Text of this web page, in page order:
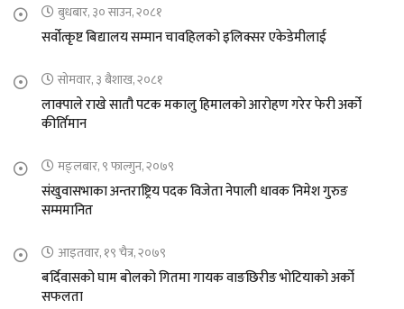
बुधबार, ३० साउन, २०८१
सर्वोत्कृष्ट बिद्यालय सम्मान चावहिलको इलिक्सर एकेडेमीलाई
सोमवार, ३ बैशाख, २०८१
लाक्पाले राखे सातौ पटक मकालु हिमालको आरोहण गरेर फेरी अर्को
कीर्तिमान
मङ्लबार, ९ फाल्गुन, २०७९
संखुवासभाका अन्तराष्ट्रिय पदक विजेता नेपाली धावक निमेश गुरुङ
सम्ममानित
आइतवार, १९ चैत्र, २०७९
बर्दिवासको घाम बोलको गितमा गायक वाङछिरीङ भोटियाको अर्को
सफलता